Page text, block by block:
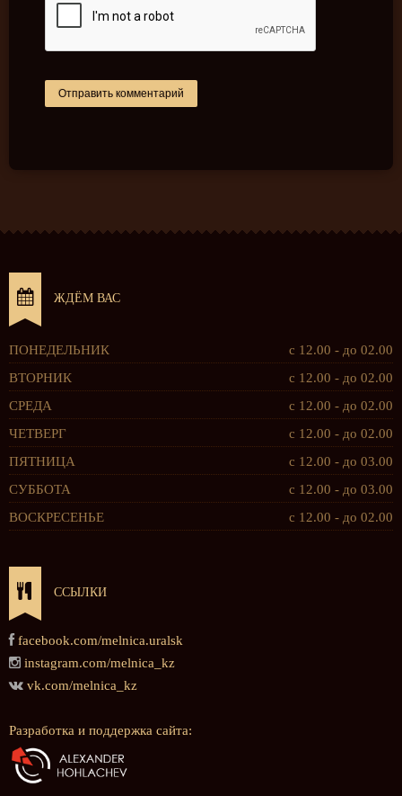
ЖДЁМ ВАС
ПОНЕДЕЛЬНИК
с 12.00 - до 02.00
ВТОРНИК
с 12.00 - до 02.00
СРЕДА
с 12.00 - до 02.00
ЧЕТВЕРГ
с 12.00 - до 02.00
ПЯТНИЦА
с 12.00 - до 03.00
СУББОТА
с 12.00 - до 03.00
ВОСКРЕСЕНЬЕ
с 12.00 - до 02.00
ССЫЛКИ
facebook.com/melnica.uralsk
instagram.com/melnica_kz
vk.com/melnica_kz
Разработка и поддержка сайта: